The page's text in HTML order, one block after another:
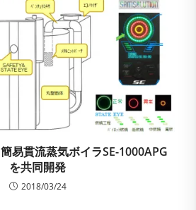
易貫流蒸気ボイラSE-1000APG
を共同開発
2018/03/24